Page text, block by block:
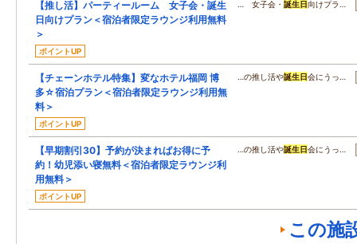
【推し活】パーティールーム 女子会・誕生
日向けプラン＜宿泊者限定ラウンジ利用無料
＞
ポイントUP
… 女子会・ 誕生日向けプラ…
【チェーンホテル特集】変なホテル福岡 博
多☆宿泊プラン＜宿泊者限定ラウンジ利用無
料＞
ポイントUP
…の推し活や誕生日会にうっ…
【早期割引30】予約が決まればお得に予
約！幼児添い寝無料＜宿泊者限定ラウンジ利
用無料＞
ポイントUP
…の推し活や誕生日会にうっ…
この施